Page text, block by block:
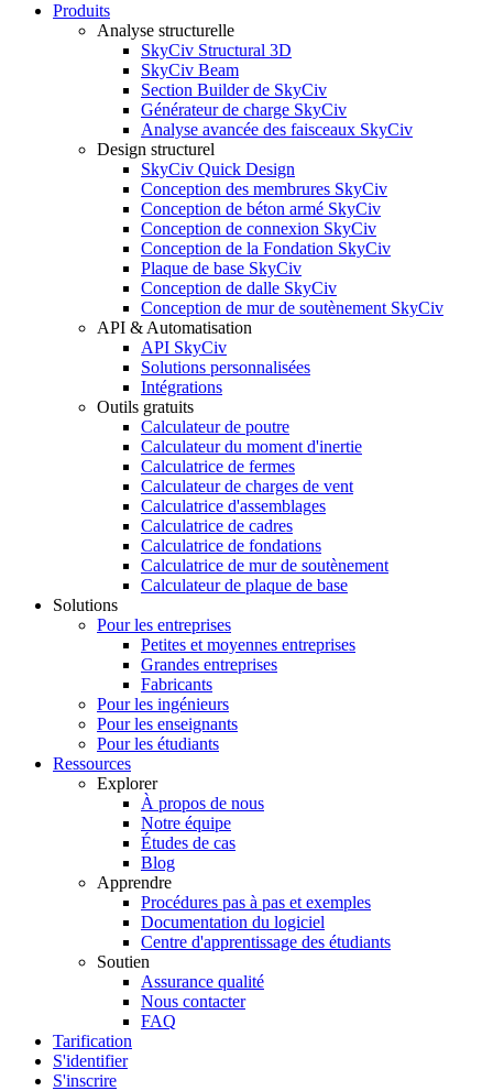
Produits
Analyse structurelle
SkyCiv Structural 3D
SkyCiv Beam
Section Builder de SkyCiv
Générateur de charge SkyCiv
Analyse avancée des faisceaux SkyCiv
Design structurel
SkyCiv Quick Design
Conception des membrures SkyCiv
Conception de béton armé SkyCiv
Conception de connexion SkyCiv
Conception de la Fondation SkyCiv
Plaque de base SkyCiv
Conception de dalle SkyCiv
Conception de mur de soutènement SkyCiv
API & Automatisation
API SkyCiv
Solutions personnalisées
Intégrations
Outils gratuits
Calculateur de poutre
Calculateur du moment d'inertie
Calculatrice de fermes
Calculateur de charges de vent
Calculatrice d'assemblages
Calculatrice de cadres
Calculatrice de fondations
Calculatrice de mur de soutènement
Calculateur de plaque de base
Solutions
Pour les entreprises
Petites et moyennes entreprises
Grandes entreprises
Fabricants
Pour les ingénieurs
Pour les enseignants
Pour les étudiants
Ressources
Explorer
À propos de nous
Notre équipe
Études de cas
Blog
Apprendre
Procédures pas à pas et exemples
Documentation du logiciel
Centre d'apprentissage des étudiants
Soutien
Assurance qualité
Nous contacter
FAQ
Tarification
S'identifier
S'inscrire